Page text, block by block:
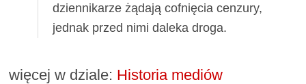
dziennikarze żądają cofnięcia cenzury,
jednak przed nimi daleka droga.
więcej w dziale: Historia mediów